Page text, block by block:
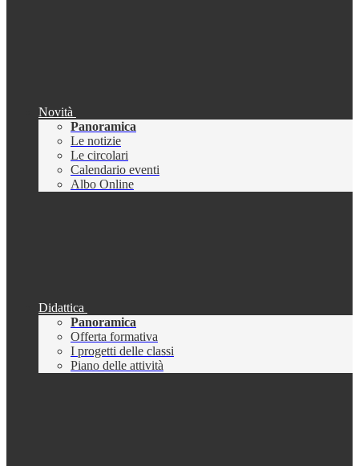
Novità
Panoramica
Le notizie
Le circolari
Calendario eventi
Albo Online
Didattica
Panoramica
Offerta formativa
I progetti delle classi
Piano delle attività